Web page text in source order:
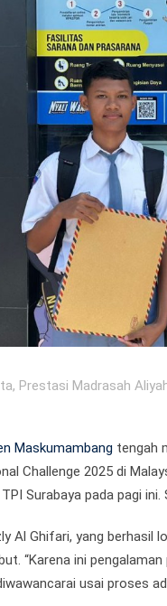
, Prestasi Madrasah
Maskumambang tengah
Challenge 2025 di
Surabaya pada pagi ini.
Al Ghifari, yang berhasil
“Karena ini
usai proses